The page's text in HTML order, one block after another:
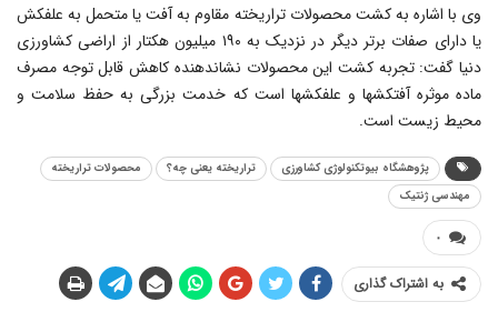
وی با اشاره به کشت محصولات تراریخته مقاوم به آفت یا متحمل به علف‎کش
یا دارای صفات برتر دیگر در نزدیک به ۱۹۰ میلیون هکتار از اراضی کشاورزی
دنیا گفت: تجربه کشت این محصولات نشان‎دهنده کاهش قابل توجه مصرف
ماده موثره آفت‎کش‎ها و علف‎کش‎ها است که خدمت بزرگی به حفظ سلامت و
محیط زیست است.
پژوهشگاه بیوتکنولوژی کشاورزی تراریخته یعنی چه؟
محصولات تراریخته
مهندسی ژنتیک
۰
به اشتراک گذاری